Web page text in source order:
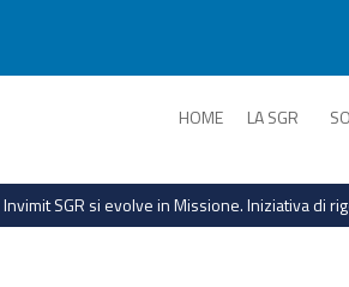
HOME LA SGR
SGR si evolve in Missione. Iniziativa di